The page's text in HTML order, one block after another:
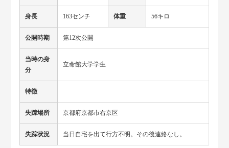
身長 163センチ 体重 56キロ
公開時期 第12次公開
当時の身
分
立命館大学学生
特徴
失踪場所 京都府京都市右京区
失踪状況 当日自宅を出て行方不明。その後連絡なし。